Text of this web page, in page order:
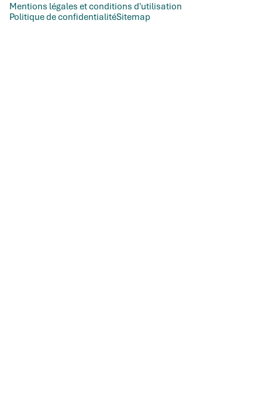
Mentions légales et conditions d'utilisation
Politique de confidentialitéSitemap